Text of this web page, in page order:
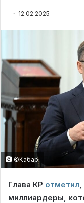
12.02.2025
©Кабар
Глава КР отметил
миллиардеры,